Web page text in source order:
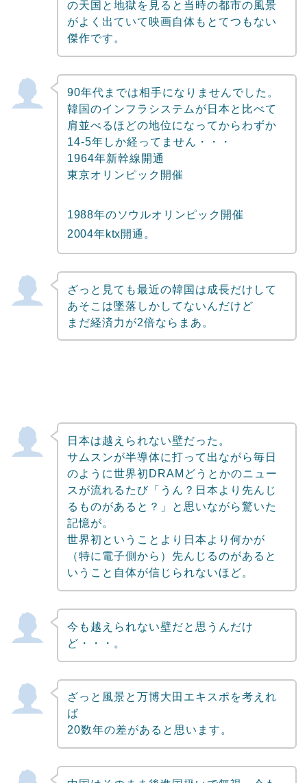
の天国と地獄を見ると当時の都市の風景
がよく出ていて映画自体もとてつもない
傑作です。
90年代までは相手になりませんでした。
韓国のインフラシステムが日本と比べて
肩並べるほどの地位になってからわずか
14-5年しか経ってません・・・
1964年新幹線開通
東京オリンピック開催
1988年のソウルオリンピック開催
2004年ktx開通。
ざっと見ても最近の韓国は成長だけして
あそこは墜落しかしてないんだけど
まだ経済力が2倍ならまあ。
日本は越えられない壁だった。
サムスンが半導体に打って出ながら毎日
のように世界初DRAMどうとかのニュー
スが流れるたび「うん？日本より先んじ
るものがあると？」と思いながら驚いた
記憶が。
世界初ということより日本より何かが
（特に電子側から）先んじるのがあると
いうこと自体が信じられないほど。
今も越えられない壁だと思うんだけ
ど・・・。
ざっと風景と万博大田エキスポを考えれ
ば
20数年の差があると思います。